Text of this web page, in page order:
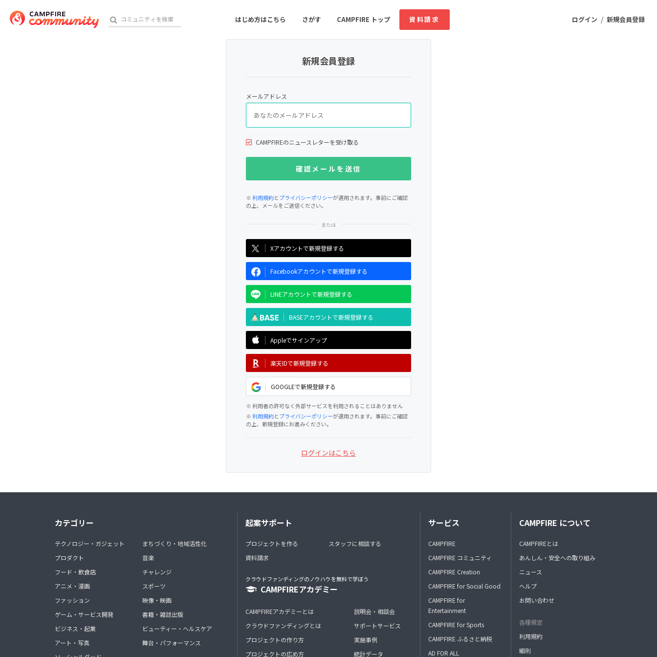
ログイン / 新規会員登録
はじめ方はこちら さがす CAMPFIRE トップ 資料請求
ゲーム・サービス開発
書籍・雑誌出版 アニメ・漫画
ソーシャルグッド ビューティー・ヘルスケア
新規会員登録
メールアドレス
CAMPFIREのニュースレターを受け取る
※利用規約とプライバシーポリシーが適用されます。事前にご確認
の上、メールをご送信ください。
Xアカウントで新規登録する
Facebookアカウントで新規登録する
LINEアカウントで新規登録する
BASEアカウントで新規登録する
Appleでサインアップ
楽天IDで新規登録する
GOOGLEで新規登録する
※ 利用者の許可なく外部サービスを利用されることはありません
※利用規約とプライバシーポリシーが適用されます。事前にご確認
の上、新規登録にお進みください。
ログインはこちら
カテゴリー
テクノロジー・ガジェット
プロダクト
フード・飲食店
アニメ・漫画
ファッション
ゲーム・サービス開発
ビジネス・起業
アート・写真
まちづくり・地域活性化
音楽
チャレンジ
スポーツ
映像・映画
書籍・雑誌出版
ビューティー・ヘルスケア
舞台・パフォーマンス
起案サポート
プロジェクトを作る
資料請求
スタッフに相談する
クラウドファンディングのノウハウを無料で学ぼう
CAMPFIREアカデミー
CAMPFIREアカデミーとは
クラウドファンディングとは
プロジェクトの作り方
プロジェクトの広め方
説明会・相談会
サポートサービス
実施事例
統計データ
サービス
CAMPFIRE
CAMPFIRE コミュニティ
CAMPFIRE Creation
CAMPFIRE for Social Good
CAMPFIRE for
Entertainment
CAMPFIRE for Sports
CAMPFIRE ふるさと納税
AD FOR ALL
CAMPFIRE について
CAMPFIREとは
あんしん・安全への取り組み
ニュース
ヘルプ
お問い合わせ
各種規定
利用規約
細則